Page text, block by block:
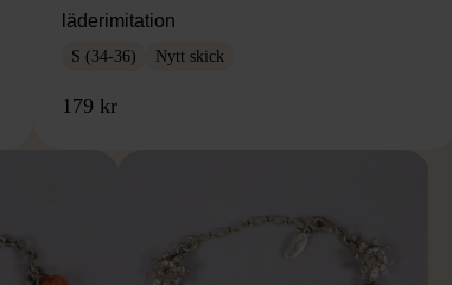
läderimitation
S (34-36) Nytt skick
179 kr